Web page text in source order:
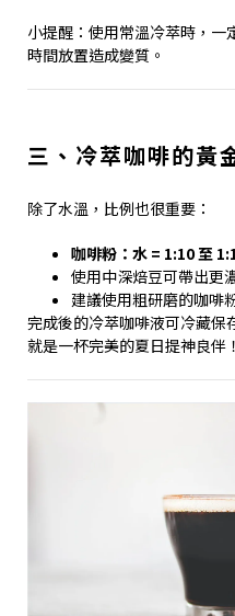
小提醒：使用常溫冷萃時，
時間放置造成變質。
三、冷萃咖啡的黃
除了水溫，比例也很重要：
咖啡粉：水 = 1:10 至
使用中深焙豆可帶出更
建議使用粗研磨的咖啡
完成後的冷萃咖啡液可冷藏保
就是一杯完美的夏日提神良伴！